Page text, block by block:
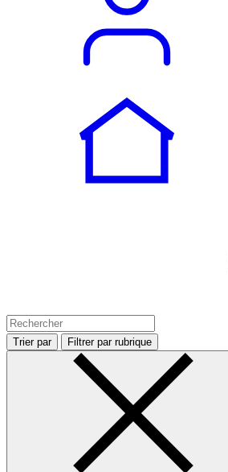
Trier par Filtrer par rubrique